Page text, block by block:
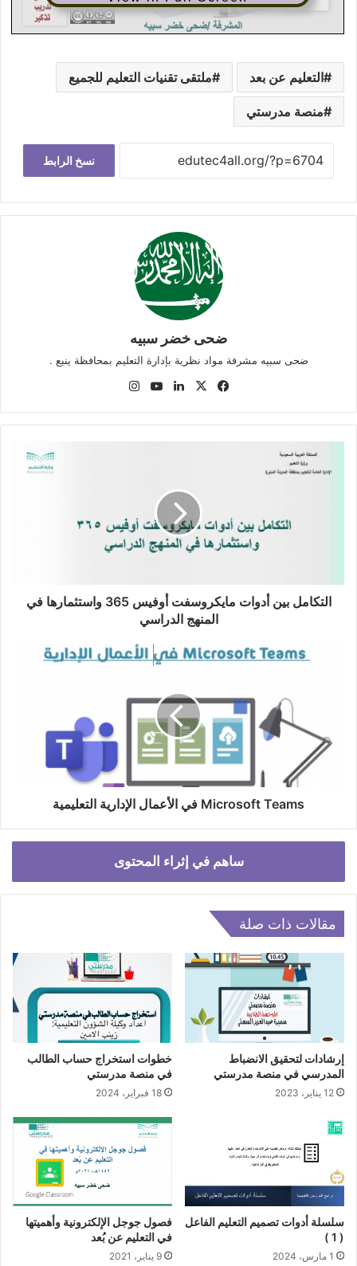
التعليم عن بعد ملتقى تقنيات التعليم للجميع
منصة مدرستي
نسخ الرابط
ضحى خضر سبيه
ضحى سبيه مشرفة مواد نظرية بإدارة التعليم بمحافظة ينبع .
فيسبوك
‫X لينكدإن‫YouTube
المنهج
الدراسي
التكامل بين أدوات مايكروسفت أوفيس 365 واستثمارها في
المنهج الدراسي
Microsoft
التعليمية
Microsoft Teams في الأعمال الإدارية التعليمية
ساهم في إثراء المحتوى
مقالات ذات صلة
إرشادات لتحقيق الانضباط
المدرسي في منصة مدرستي
12 يناير، 2023
خطوات استخراج حساب الطالب
في منصة مدرستي
18 فبراير، 2024
سلسلة أدوات تصميم التعليم الفاعل
( 1 )
1 مارس، 2024
فصول جوجل الإلكترونية وأهميتها
في التعليم عن بُعد
9 يناير، 2021